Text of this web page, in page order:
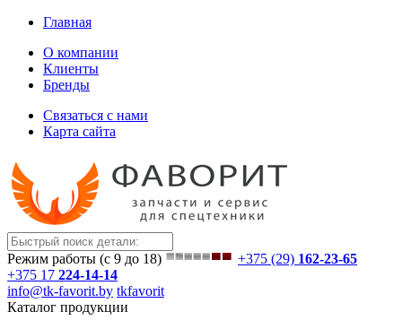
Главная
О компании
Клиенты
Бренды
Связаться с нами
Карта сайта
Режим работы (с 9 до 18) +375 (29) 162-23-65
+375 17 224-14-14
info@tk-favorit.by tkfavorit
Каталог продукции